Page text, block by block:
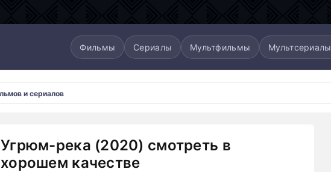
Фильмы Сериалы Мультфильмы Мультсериалы
Угрюм-река (2020) смотреть в
хорошем качестве